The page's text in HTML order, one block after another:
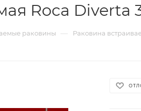
Roca Diverta
раковины — Раковина